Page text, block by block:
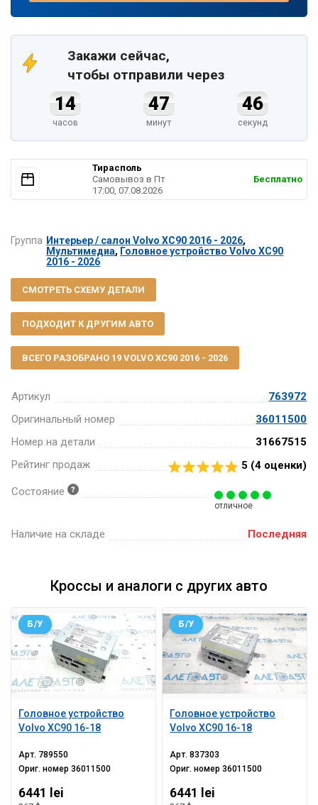
Артикул
763972
Оригинальный номер
36011500
Номер на детали
31667515
Рейтинг продаж
5 (4 оценки)
Состояние
отличное
Наличие на складе Последняя
Закажи сейчас,
чтобы отправили через
14
часов
47
минут
45
секунд
Тирасполь
Самовывоз в Пт
17:00, 07.08.2026
Бесплатно
Группа Интерьер / салон Volvo XC90 2016 - 2026,
Мультимедиа, Головное устройство Volvo XC90
2016 - 2026
СМОТРЕТЬ СХЕМУ ДЕТАЛИ
ПОДХОДИТ К ДРУГИМ АВТО
ВСЕГО РАЗОБРАНО 19 VOLVO XC90 2016 - 2026
Кроссы и аналоги с других авто
Головное устройство
Volvo XC90 16-18
Б/У
Арт. 789550
Ориг. номер36011500
6441 lei
Головное устройство
Volvo XC90 16-18
Б/У
Арт.837303
Ориг. номер36011500
6441 lei